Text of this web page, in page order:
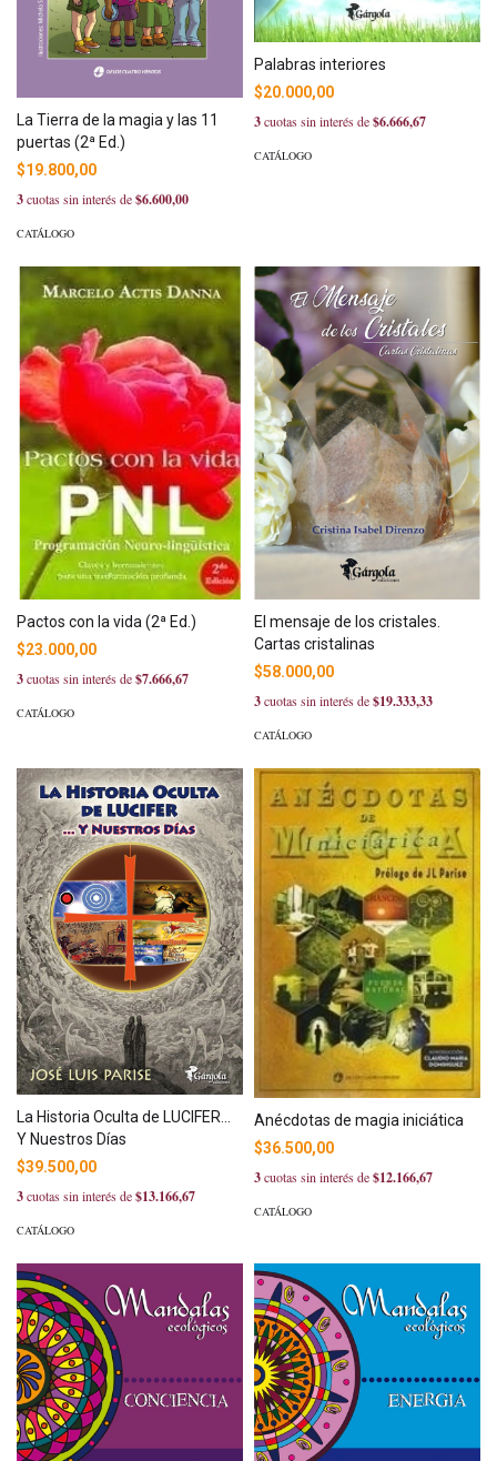
La Tierra de la magia y las 11
puertas (2ª Ed.)
$19.800,00
3cuotas sin interés de$6.600,00
CATÁLOGO
Palabras interiores
$20.000,00
3cuotas sin interés de$6.666,67
CATÁLOGO
Pactos con la vida (2ª Ed.)
$23.000,00
3cuotas sin interés de$7.666,67
CATÁLOGO
El mensaje de los cristales.
Cartas cristalinas
$58.000,00
3cuotas sin interés de$19.333,33
CATÁLOGO
La Historia Oculta de LUCIFER...
Y Nuestros Días
$39.500,00
3cuotas sin interés de$13.166,67
CATÁLOGO
Anécdotas de magia iniciática
$36.500,00
3cuotas sin interés de$12.166,67
CATÁLOGO